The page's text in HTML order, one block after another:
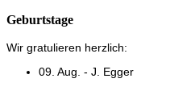
Geburtstage
Wir gratulieren herzlich:
09. Aug. - J. Egger